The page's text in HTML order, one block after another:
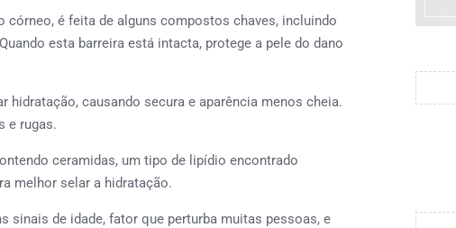
é feita de alguns compostos chaves, incluindo
esta barreira está intacta, protege a pele do dano
hidratação, causando secura e aparência menos cheia.
e rugas.
ceramidas, um tipo de lipídio encontrado
melhor selar a hidratação.
sinais de idade, fator que perturba muitas pessoas, e